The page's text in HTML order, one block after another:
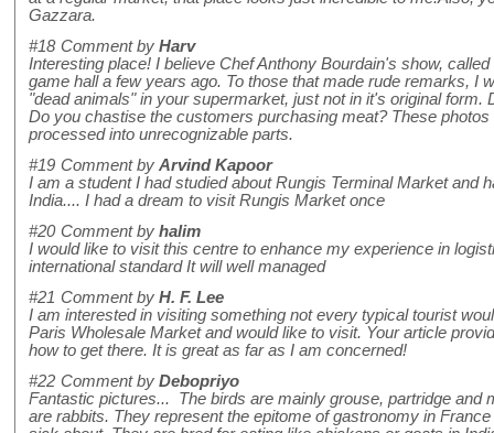
Gazzara.
#18 Comment by Harv
Interesting place! I believe Chef Anthony Bourdain's show,
game hall a few years ago. To those that made rude remarks, I
"dead animals" in your supermarket, just not in it's original form.
Do you chastise the customers purchasing meat? These
processed into unrecognizable parts.
#19 Comment by Arvind Kapoor
I am a student I had studied about Rungis Terminal Market and
India.... I had a dream to visit Rungis Market once
#20 Comment by halim
I would like to visit this centre to enhance my experience in
international standard It will well managed
#21 Comment by H. F. Lee
I am interested in visiting something not every typical tourist
Paris Wholesale Market and would like to visit. Your article
how to get there. It is great as far as I am concerned!
#22 Comment by Debopriyo
Fantastic pictures... The birds are mainly grouse, partridge and
are rabbits. They represent the epitome of gastronomy in